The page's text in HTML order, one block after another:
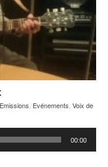
Emissions, Evénements, Voix de
00:00